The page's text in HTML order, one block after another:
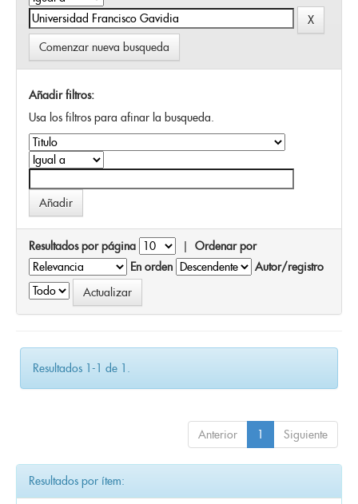
Comenzar nueva busqueda
Añadir filtros:
Usa los filtros para afinar la busqueda.
Resultados por página | Ordenar por
En orden
Autor/registro
Resultados 1-1 de 1.
Anterior 1 Siguiente
Resultados por ítem: